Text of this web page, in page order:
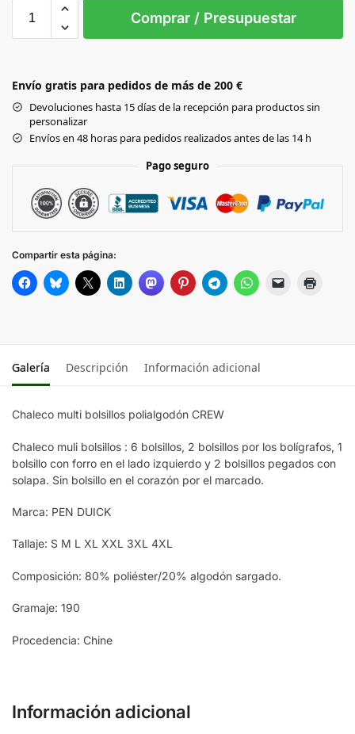
4XL
RED
SAND
GREEN
NAVY
ROYAL
Comprar / Presupuestar
Envío gratis para pedidos de más de 200 €
Devoluciones hasta 15 días de la recepción para productos sin
personalizar
Envíos en 48 horas para pedidos realizados antes de las 14 h
Pago seguro
Compartir esta página:
Galería Descripción Información adicional
Chaleco multi bolsillos polialgodón CREW
Chaleco muli bolsillos : 6 bolsillos, 2 bolsillos por los bolígrafos, 1
bolsillo con forro en el lado izquierdo y 2 bolsillos pegados con
solapa. Sin bolsillo en el corazón por el marcado.
Marca: PEN DUICK
Tallaje: S M L XL XXL 3XL 4XL
Composición: 80% poliéster/20% algodón sargado.
Gramaje: 190
Procedencia: Chine
Información adicional